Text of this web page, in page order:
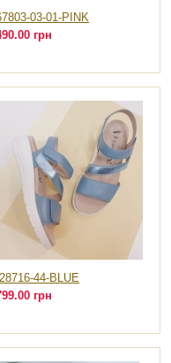
03-01-PINK
грн
44-BLUE
грн